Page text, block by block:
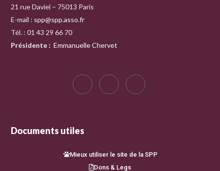
21 rue Daviel – 75013 Paris
E-mail : spp@spp.asso.fr
Tél. : 01 43 29 66 70
Présidente : Emmanuelle Chervet
Documents utiles
Mieux utiliser le site de la SPP
Dons & Legs